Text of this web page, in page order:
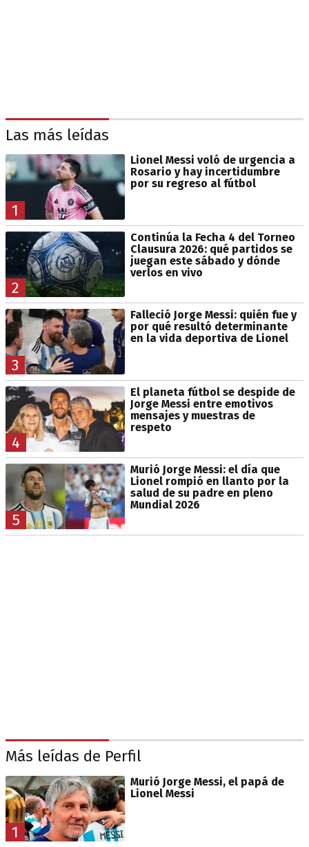
Las más leídas
1
Lionel Messi voló de urgencia a
Rosario y hay incertidumbre
por su regreso al fútbol
2
Continúa la Fecha 4 del Torneo
Clausura 2026: qué partidos se
juegan este sábado y dónde
verlos en vivo
3
Falleció Jorge Messi: quién fue y
por qué resultó determinante
en la vida deportiva de Lionel
4
El planeta fútbol se despide de
Jorge Messi entre emotivos
mensajes y muestras de
respeto
5
Murió Jorge Messi: el día que
Lionel rompió en llanto por la
salud de su padre en pleno
Mundial 2026
Más leídas de Perfil
1
Murió Jorge Messi, el papá de
Lionel Messi